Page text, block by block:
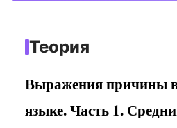
Теория
Выражения причины
языке. Часть 1.